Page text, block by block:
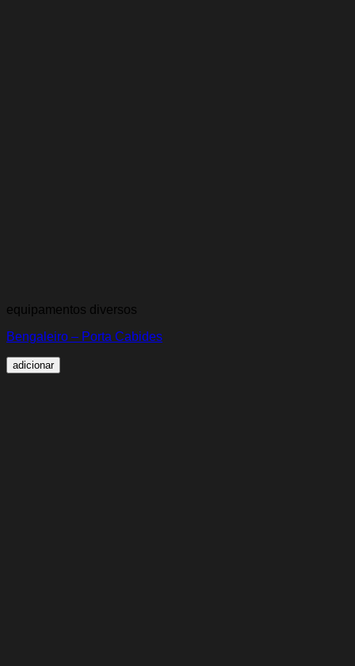
equipamentos diversos
Bengaleiro – Porta Cabides
adicionar